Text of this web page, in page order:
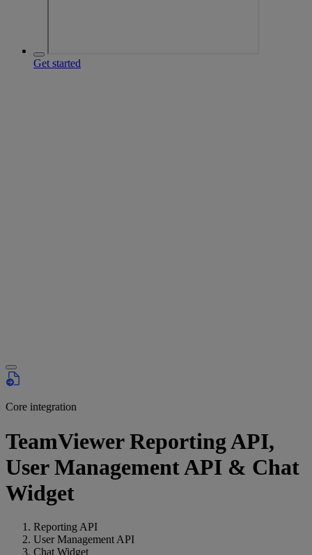
Get started
Core integration
TeamViewer Reporting API,
User Management API & Chat
Widget
Reporting API
User Management API
Chat Widget